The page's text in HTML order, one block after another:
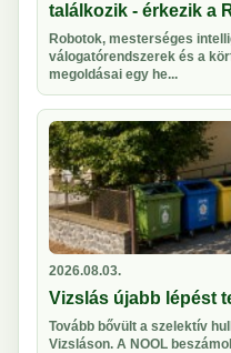
találkozik - érkezik a
Robotok, mesterséges
válogatórendszerek és a
megoldásai egy he...
2026.08.03.
Vizslás újabb lépést
Tovább bővült a szelektív
Vizsláson. A NOOL